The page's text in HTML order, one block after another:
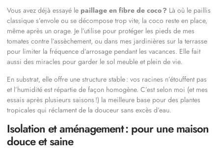
Vous avez déjà essayé le paillage en fibre de coco ? Là où le paillis
classique s’envole ou se décompose trop vite, la coco reste en place,
même après un orage. Je l’utilise pour protéger les pieds de mes
tomates contre l’assèchement, ou dans mes jardinières sur la terrasse
pour limiter la fréquence d’arrosage pendant les vacances. Elle fait
aussi des miracles pour garder le sol meuble et plein de vie.
En substrat, elle offre une structure stable : vos racines n’étouffent pas
et l’humidité est répartie de façon homogène. C’est selon moi (et mes
essais après plusieurs saisons !) la meilleure base pour des plantes
tropicales qui réclament de la douceur sans excès d’eau.
Isolation et aménagement : pour une maison
douce et saine